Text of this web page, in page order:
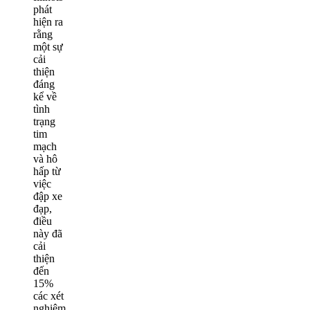
phát
hiện ra
rằng
một sự
cải
thiện
đáng
kể về
tình
trạng
tim
mạch
và hô
hấp từ
việc
đập xe
đạp,
điều
này đã
cải
thiện
đến
15%
các xét